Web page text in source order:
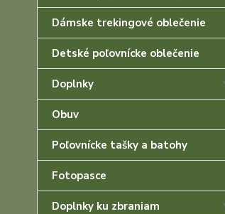
Dámske trekingové oblečenie
Detské poľovnícke oblečenie
Doplnky
Obuv
Poľovnícke tašky a batohy
Fotopasce
Doplnky ku zbraniam